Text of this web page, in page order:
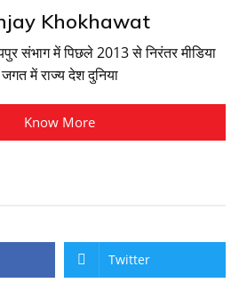
Khokhawat
संभाग में पिछले 2013 से निरंतर मीडिया
जगत में राज्य देश दुनिया
Know More
Twitter